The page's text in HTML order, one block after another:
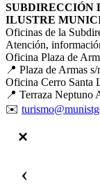
SUBDIRECCIÓN
ILUSTRE
Oficinas de la
Atención,
Oficina Plaza de
📍 Plaza de Armas
Oficina Cerro Santa
📍 Terraza Neptuno
✉️
‹